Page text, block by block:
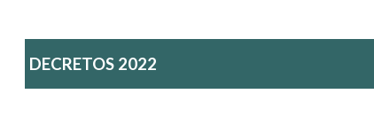
DECRETOS 2022